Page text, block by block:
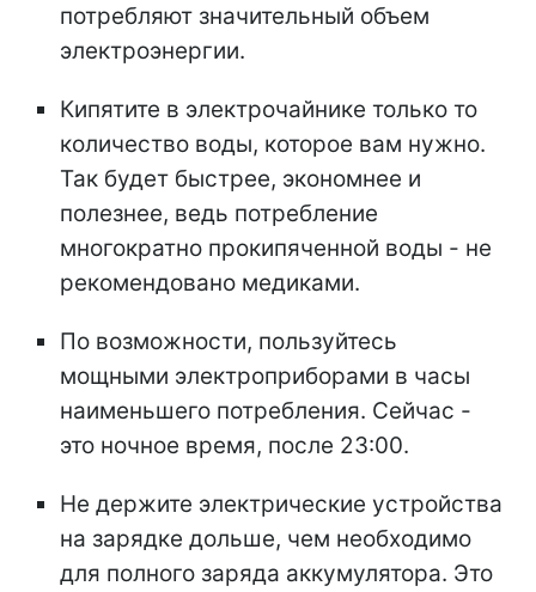
потребляют значительный объем
электроэнергии.
Кипятите в электрочайнике только то
количество воды, которое вам нужно.
Так будет быстрее, экономнее и
полезнее, ведь потребление
многократно прокипяченной воды - не
рекомендовано медиками.
По возможности, пользуйтесь
мощными электроприборами в часы
наименьшего потребления. Сейчас -
это ночное время, после 23:00.
Не держите электрические устройства
на зарядке дольше, чем необходимо
для полного заряда аккумулятора. Это